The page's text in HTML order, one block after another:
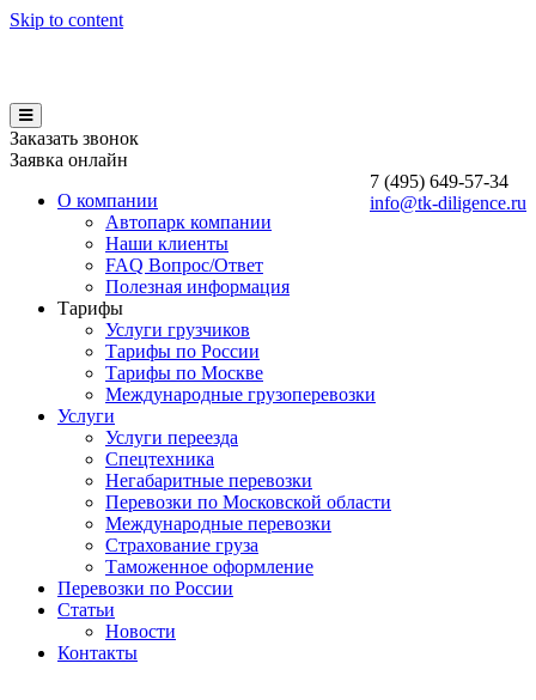
Skip to content
Заказать звонок
Заявка онлайн
7 (495) 649-57-34
info@tk-diligence.ru
О компании
Автопарк компании
Наши клиенты
FAQ Вопрос/Ответ
Полезная информация
Тарифы
Услуги грузчиков
Тарифы по России
Тарифы по Москве
Международные грузоперевозки
Услуги
Услуги переезда
Спецтехника
Негабаритные перевозки
Перевозки по Московской области
Международные перевозки
Страхование груза
Таможенное оформление
Перевозки по России
Статьи
Новости
Контакты